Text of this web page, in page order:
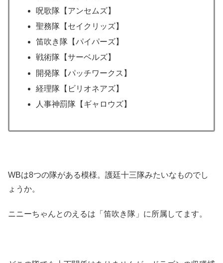
呪歌隊【アンセムズ】
聖務隊【セイクリッズ】
笛吹き隊【パイパーズ】
戦術隊【サーベルズ】
開発隊【パッチワークス】
経理隊【ビリオネアズ】
人事神罰隊【ギャロウズ】
WBは8つの隊がある模様。護廷十三隊みたいなものでし
ょうか。
ニニーちゃんとのえるは「笛吹き隊」に所属してます。